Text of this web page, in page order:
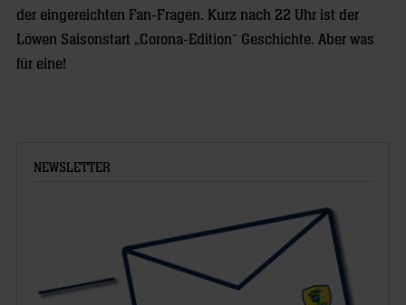
der eingereichten Fan-Fragen. Kurz nach 22 Uhr ist der
Löwen Saisonstart „Corona-Edition“ Geschichte. Aber was
für eine!
NEWSLETTER